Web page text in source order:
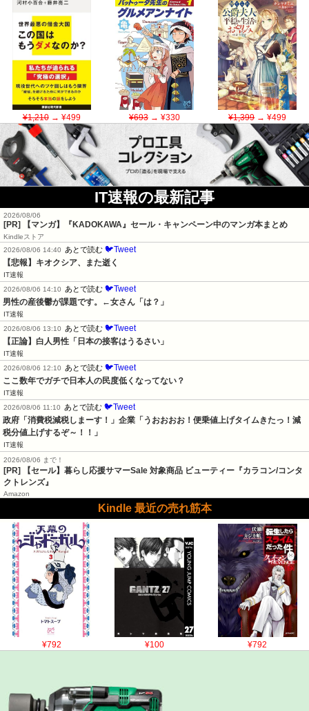
¥1,210→ ¥499 ¥693→ ¥330 ¥1,399→ ¥499
IT速報の最新記事
2026/08/06
[PR] 【マンガ】『KADOKAWA』セール・キャンペーン中のマンガ本まとめ
Kindleストア
2026/08/06 14:40
あとで読む 🐦Tweet
【悲報】キオクシア、また逝く
IT速報
2026/08/06 14:10
あとで読む 🐦Tweet
男性の産後鬱が課題です。←女さん「は？」
IT速報
2026/08/06 13:10
あとで読む 🐦Tweet
【正論】白人男性「日本の接客はうるさい」
IT速報
2026/08/06 12:10
あとで読む 🐦Tweet
ここ数年でガチで日本人の民度低くなってない？
IT速報
2026/08/06 11:10
あとで読む 🐦Tweet
政府「消費税減税しまーす！」企業「うおおおお！便乗値上げタイムきたっ！減
税分値上げするぞ～！！」
IT速報
2026/08/06 まで！
[PR]
【セール】暮らし応援サマーSale 対象商品 ビューティー『カラコン/コンタ
クトレンズ』
Amazon
Kindle 最近の売れ筋本
¥792 ¥100 ¥792